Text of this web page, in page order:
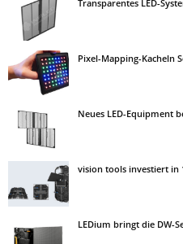
Transparentes LED-
Pixel-Mapping-Kacheln
Neues LED-Equipment
vision tools investiert in
LEDium bringt die DW-